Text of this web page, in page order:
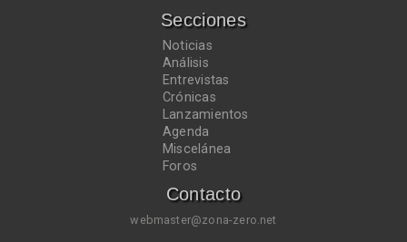
Secciones
Noticias
Análisis
Entrevistas
Crónicas
Lanzamientos
Agenda
Miscelánea
Foros
Contacto
webmaster@zona-zero.net